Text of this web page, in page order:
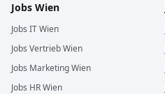
Jobs Wien
Jobs ITWien
Jobs VertriebWien
Jobs MarketingWien
Jobs HRWien